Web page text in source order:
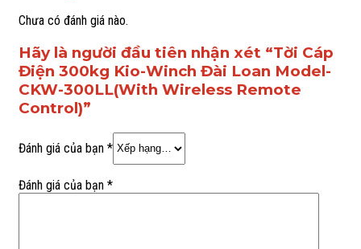
Chưa có đánh giá nào.
Hãy là người đầu tiên nhận xét “Tời Cáp
Điện 300kg Kio-Winch Đài Loan Model-
CKW-300LL(With Wireless Remote
Control)”
Đánh giá của bạn *
Đánh giá của bạn *